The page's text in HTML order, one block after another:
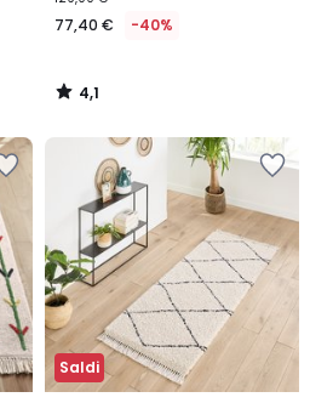
77,40 € -40%
4,1
/
Saldi